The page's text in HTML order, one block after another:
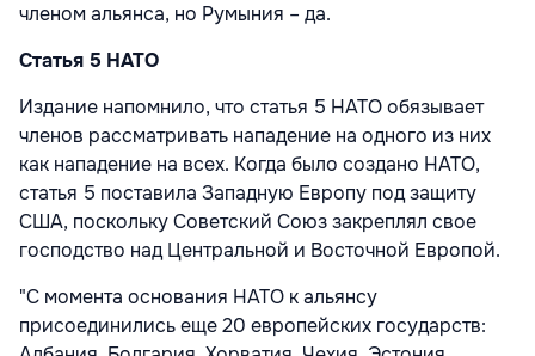
членом альянса, но Румыния – да.
Статья 5 НАТО
Издание напомнило, что статья 5 НАТО обязывает
членов рассматривать нападение на одного из них
как нападение на всех. Когда было создано НАТО,
статья 5 поставила Западную Европу под защиту
США, поскольку Советский Союз закреплял свое
господство над Центральной и Восточной Европой.
"С момента основания НАТО к альянсу
присоединились еще 20 европейских государств: